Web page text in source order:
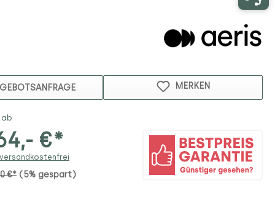
MERKEN
€*
€* (5% gespart)